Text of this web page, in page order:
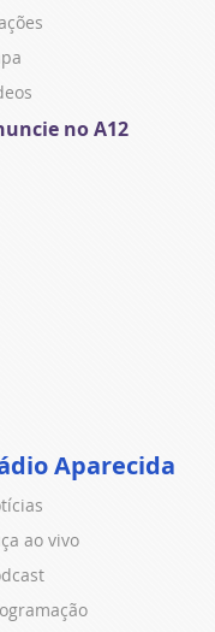
no A12
Aparecida
ao vivo